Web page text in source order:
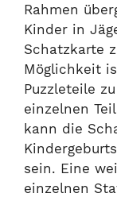
Rahmen
Kinder in
Schatzkarte
Möglichkeit
Puzzleteile
einzelnen
kann die
sein. Eine
einzelnen